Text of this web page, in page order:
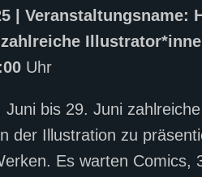
| Veranstaltungsname:
Uhr
bis 29. Juni
der Illustration zu
Es warten Comics,